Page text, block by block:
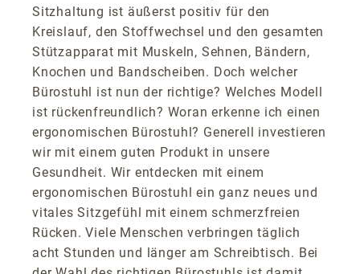
Sitzhaltung ist äußerst positiv für den
Kreislauf, den Stoffwechsel und den gesamten
Stützapparat mit Muskeln, Sehnen, Bändern,
Knochen und Bandscheiben. Doch welcher
Bürostuhl ist nun der richtige? Welches Modell
ist rückenfreundlich? Woran erkenne ich einen
ergonomischen Bürostuhl? Generell investieren
wir mit einem guten Produkt in unsere
Gesundheit. Wir entdecken mit einem
ergonomischen Bürostuhl ein ganz neues und
vitales Sitzgefühl mit einem schmerzfreien
Rücken. Viele Menschen verbringen täglich
acht Stunden und länger am Schreibtisch. Bei